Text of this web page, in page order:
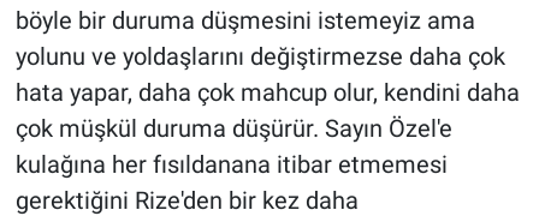
böyle bir duruma düşmesini istemeyiz ama
yolunu ve yoldaşlarını değiştirmezse daha çok
hata yapar, daha çok mahcup olur, kendini daha
çok müşkül duruma düşürür. Sayın Özel'e
kulağına her fısıldanana itibar etmemesi
gerektiğini Rize'den bir kez daha